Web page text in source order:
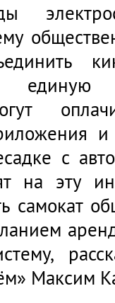
единую
и
с
на эту
самокат
Максим